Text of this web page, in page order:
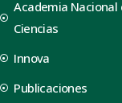
Academia Nacional
Ciencias
Innova
Publicaciones